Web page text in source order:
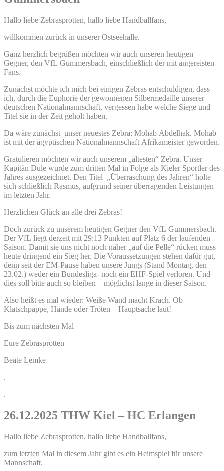
Hallo liebe Zebrasprotten, hallo liebe Handballfans,
willkommen zurück in unserer Ostseehalle.
Ganz herzlich begrüßen möchten wir auch unseren heutigen
Gegner, den VfL Gummersbach, einschließlich der mit angereisten
Fans.
Zunächst möchte ich mich bei einigen Zebras entschuldigen, dass
ich, durch die Euphorie der gewonnenen Silbermedaille unserer
deutschen Nationalmannschaft, vergessen habe welche Siege und
Titel sie in der Zeit geholt haben.
Da wäre zunächst unser neuestes Zebra: Mohab Abdelhak. Mohab
ist mit der ägyptischen Nationalmannschaft Afrikameister geworden.
Gratulieren möchten wir auch unserem „ältesten“ Zebra. Unser
Kapitän Dule wurde zum dritten Mal in Folge als Kieler Sportler des
Jahres ausgezeichnet. Den Titel „Überraschung des Jahren“ holte
sich schließlich Rasmus, aufgrund seiner überragenden Leistungen
im letzten Jahr.
Herzlichen Glück an alle drei Zebras!
Doch zurück zu unserem heutigen Gegner den VfL Gummersbach.
Der VfL liegt derzeit mit 29:13 Punkten auf Platz 6 der laufenden
Saison. Damit sie uns nicht noch näher „auf die Pelle“ rücken muss
heute dringend ein Sieg her. Die Voraussetzungen stehen dafür gut,
denn seit der EM-Pause haben unsere Jungs (Stand Montag, den
23.02.) weder ein Bundesliga- noch ein EHF-Spiel verloren. Und
dies soll bitte auch so bleiben – möglichst lange in dieser Saison.
Also heißt es mal wieder: Weiße Wand macht Krach. Ob
Klatschpappe, Hände oder Tröten – Hauptsache laut!
Bis zum nächsten Mal
Eure Zebrasprotten
Beate Lemke
.
.
26.12.2025 THW Kiel – HC Erlangen
Hallo liebe Zebrasprotten, hallo liebe Handballfans,
zum letzten Mal in diesem Jahr gibt es ein Heimspiel für unsere
Mannschaft.